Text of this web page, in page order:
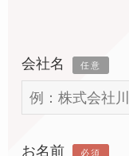
会社名 任意
お名前 必須